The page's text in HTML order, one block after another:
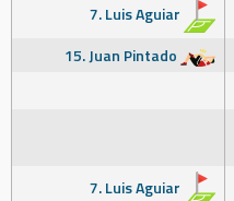
7. Luis Aguiar
15. Juan Pintado
7. Luis Aguiar